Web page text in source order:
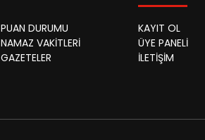
PUAN DURUMU
NAMAZ VAKİTLERİ
GAZETELER
KAYIT OL
ÜYE PANELİ
İLETİŞİM